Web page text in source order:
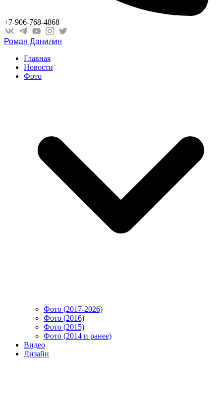
+7-906-768-4868
Роман Данилин
Главная
Новости
Фото
Фото (2017-2026)
Фото (2016)
Фото (2015)
Фото (2014 и ранее)
Видео
Дизайн